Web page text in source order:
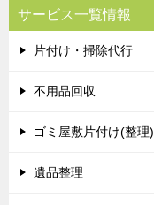
ゲ
ー
シ
サービス一覧情報
片付け・掃除代行
不用品回収
ゴミ屋敷片付け(整理)
遺品整理